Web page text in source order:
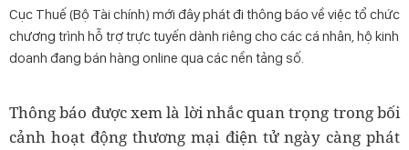
Cục Thuế (Bộ Tài chính) mới đây phát đi thông báo về việc tổ chức
chương trình hỗ trợ trực tuyến dành riêng cho các cá nhân, hộ kinh
doanh đang bán hàng online qua các nền tảng số.
Thông báo được xem là lời nhắc quan trọng trong bối
cảnh hoạt động thương mại điện tử ngày càng phát